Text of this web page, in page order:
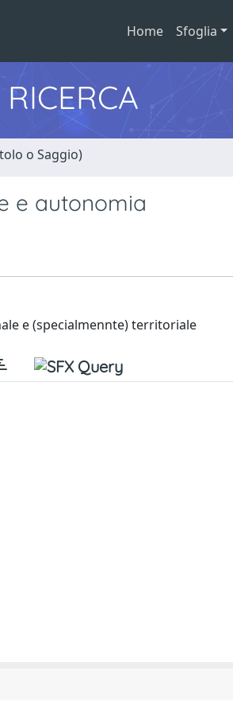
Home Sfoglia
o Saggio)
e autonomia
e (specialmennte) territoriale